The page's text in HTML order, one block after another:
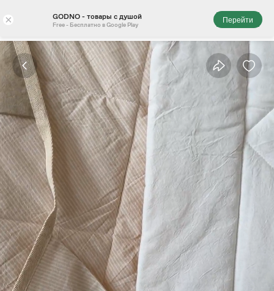
× GODNO - товары с душой
Free - Бесплатно в Google Play
Перейти